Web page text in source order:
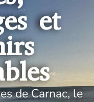
et
de Carnac, le